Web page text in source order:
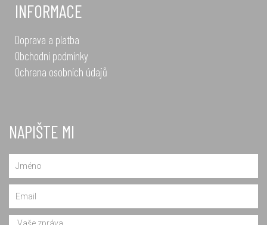
INFORMACE
Doprava a platba
Obchodní podmínky
Ochrana osobních údajů
NAPIŠTE MI
Message